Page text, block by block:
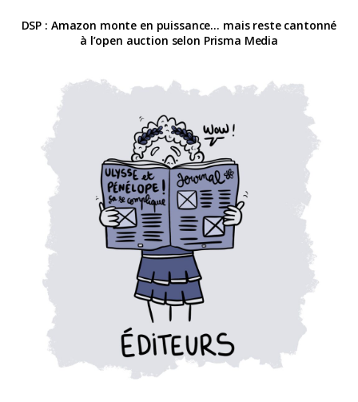
DSP : Amazon monte en puissance… mais reste cantonné
à l’open auction selon Prisma Media